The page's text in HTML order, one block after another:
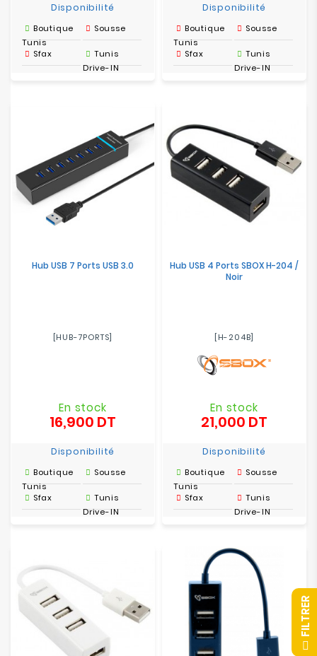
Disponibilité
Boutique
Tunis
Sousse
Sfax
Tunis
Drive-IN
Disponibilité
Boutique
Tunis
Sousse
Sfax
Tunis
Drive-IN
Hub USB 7 Ports USB 3.0
[HUB-7PORTS]
En stock
16,900 DT
Disponibilité
Boutique
Tunis
Sousse
Sfax
Tunis
Drive-IN
Hub USB 4 Ports SBOX H-204 /
Noir
[H-204B]
En stock
21,000 DT
Disponibilité
Boutique
Tunis
Sousse
Sfax
Tunis
Drive-IN
R